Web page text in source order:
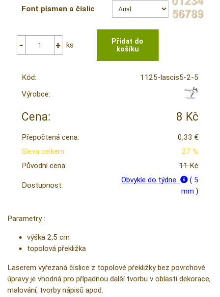
Font písmen a číslic
ks
Kód:
1125-lascis5-2-5
Výrobce:
Cena: 8 Kč
Přepočtená cena:
0,33 €
Sleva celkem:
27 %
Původní cena:
11 Kč
Dostupnost:
Obvykle do týdne
( 5
mm )
Parametry :
výška 2,5 cm
topolová překližka
Laserem vyřezaná číslice z topolové překližky bez povrchové
úpravy je vhodná pro případnou další tvorbu v oblasti dekorace,
malování, tvorby nápisů apod.